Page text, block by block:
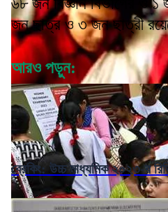
৬৮ জন বিজ্ঞান বিভাগের ও ১
জন ছাত্র ও ৩ জন ছাত্রী
আরও পড়ুন:
ব্রেকিং: উচ্চ মাধ্যমিক ২০২৩-র